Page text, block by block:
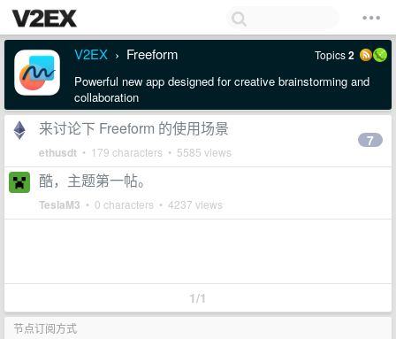
V2EX › Freeform Topics2
Powerful new app designed for creative brainstorming and
collaboration
来讨论下 Freeform 的使用场景
ethusdt • 179 characters • 5585 views
7
酷，主题第一帖。
TeslaM3 • 0 characters • 4237 views
1/1
节点订阅方式